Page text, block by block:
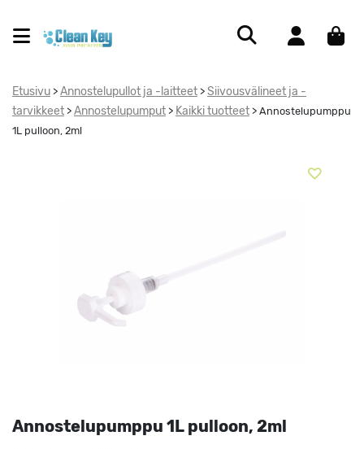
Etusivu > Annostelupullot ja -laitteet > Siivousvälineet ja -
tarvikkeet > Annostelupumput > Kaikki tuotteet > Annostelupumppu
1L pulloon, 2ml
Annostelupumppu 1L pulloon, 2ml